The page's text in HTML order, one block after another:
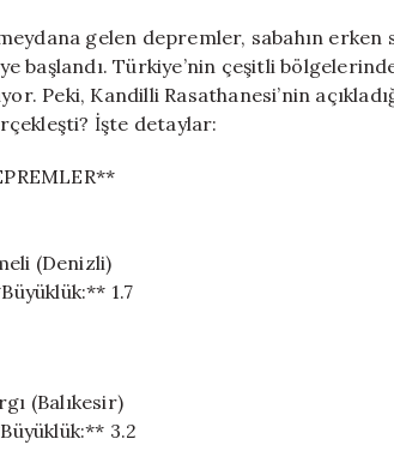
gelen depremler, sabahın
başlandı. Türkiye’nin çeşitli
Peki, Kandilli Rasathanesi’nin
İşte detaylar:
(Denizli)
1.7
(Balıkesir)
3.2